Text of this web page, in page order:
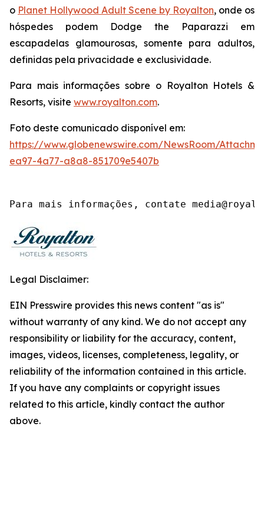
o Planet Hollywood Adult Scene by Royalton, onde os
hóspedes podem Dodge the Paparazzi em
escapadelas glamourosas, somente para adultos,
definidas pela privacidade e exclusividade.
Para mais informações sobre o Royalton Hotels &
Resorts, visite www.royalton.com.
Foto deste comunicado disponível em:
https://www.globenewswire.com/NewsRoom/
ea97-4a77-a8a8-851709e5407b
Para mais informações, contate
Legal Disclaimer:
EIN Presswire provides this news content "as is"
without warranty of any kind. We do not accept any
responsibility or liability for the accuracy, content,
images, videos, licenses, completeness, legality, or
reliability of the information contained in this article.
If you have any complaints or copyright issues
related to this article, kindly contact the author
above.